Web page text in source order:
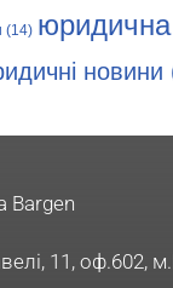
(14)
новини
Bargen
11, оф.602,